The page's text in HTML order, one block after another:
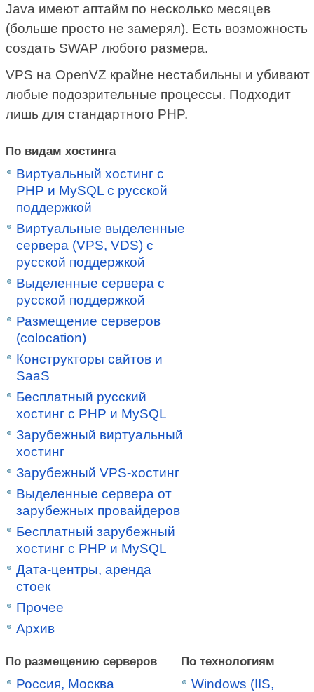
Java имеют аптайм по несколько месяцев
(больше просто не замерял). Есть возможность
создать SWAP любого размера.
VPS на OpenVZ крайне нестабильны и убивают
любые подозрительные процессы. Подходит
лишь для стандартного PHP.
По видам хостинга
Виртуальный хостинг c
PHP и MySQL с русской
поддержкой
Виртуальные выделенные
сервера (VPS, VDS) с
русской поддержкой
Выделенные сервера с
русской поддержкой
Размещение серверов
(colocation)
Конструкторы сайтов и
SaaS
Бесплатный русский
хостинг с PHP и MySQL
Зарубежный виртуальный
хостинг
Зарубежный VPS-хостинг
Выделенные сервера от
зарубежных провайдеров
Бесплатный зарубежный
хостинг с PHP и MySQL
Дата-центры, аренда
стоек
Прочее
Архив
По размещению серверов
Россия, Москва
По технологиям
Windows (IIS,